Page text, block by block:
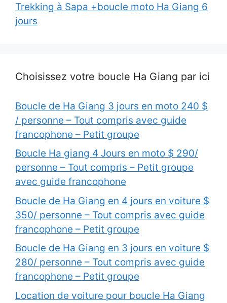
Trekking à Sapa +boucle moto Ha Giang 6
jours
Choisissez votre boucle Ha Giang par ici
Boucle de Ha Giang 3 jours en moto 240 $
/ personne – Tout compris avec guide
francophone – Petit groupe
Boucle Ha giang 4 Jours en moto $ 290/
personne – Tout compris – Petit groupe
avec guide francophone
Boucle de Ha Giang en 4 jours en voiture $
350/ personne – Tout compris avec guide
francophone – Petit groupe
Boucle de Ha Giang en 3 jours en voiture $
280/ personne – Tout compris avec guide
francophone – Petit groupe
Location de voiture pour boucle Ha Giang